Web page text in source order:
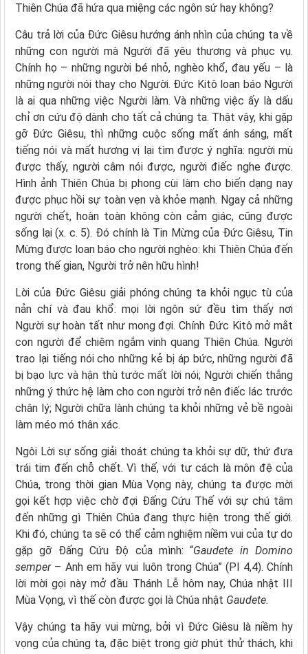
Thiên Chúa đã hứa qua miệng các ngôn sứ hay không?
Câu trả lời của Đức Giêsu hướng ánh nhìn của chúng ta về
những con người mà Người đã yêu thương và phục vụ.
Chính họ – những người bé nhỏ, nghèo khổ, đau yếu – là
những người nói thay cho Người. Đức Kitô loan báo Người
là ai qua những việc Người làm. Và những việc ấy là dấu
chỉ ơn cứu độ dành cho tất cả chúng ta. Thật vậy, khi gặp
gỡ Đức Giêsu, thì những cuộc sống mất ánh sáng, mất
tiếng nói và mất hương vị lại tìm được ý nghĩa: người mù
được thấy, người câm nói được, người điếc nghe được.
Hình ảnh Thiên Chúa bị phong cùi làm cho biến dạng nay
được phục hồi sự toàn vẹn và khỏe mạnh. Ngay cả những
người chết, hoàn toàn không còn cảm giác, cũng được
sống lại (x. c. 5). Đó chính là Tin Mừng của Đức Giêsu, Tin
Mừng được loan báo cho người nghèo: khi Thiên Chúa đến
trong thế gian, Người trở nên hữu hình!
Lời của Đức Giêsu giải phóng chúng ta khỏi ngục tù của
nản chí và đau khổ: mọi lời ngôn sứ đều tìm thấy nơi
Người sự hoàn tất như mong đợi. Chính Đức Kitô mở mắt
con người để chiêm ngắm vinh quang Thiên Chúa. Người
trao lại tiếng nói cho những kẻ bị áp bức, những người đã
bị bạo lực và hận thù tước mất lời nói; Người chiến thắng
những ý thức hệ làm cho con người trở nên điếc lác trước
chân lý; Người chữa lành chúng ta khỏi những vẻ bề ngoài
làm méo mó thân xác.
Ngôi Lời sự sống giải thoát chúng ta khỏi sự dữ, thứ đưa
trái tim đến chỗ chết. Vì thế, với tư cách là môn đệ của
Chúa, trong thời gian Mùa Vọng này, chúng ta được mời
gọi kết hợp việc chờ đợi Đấng Cứu Thế với sự chú tâm
đến những gì Thiên Chúa đang thực hiện trong thế giới.
Khi đó, chúng ta sẽ có thể cảm nghiệm niềm vui của tự do
gặp gỡ Đấng Cứu Độ của mình: “Gaudete in Domino
semper– Anh em hãy vui luôn trong Chúa” (Pl 4,4). Chính
lời mời gọi này mở đầu Thánh Lễ hôm nay, Chúa nhật III
Mùa Vọng, vì thế còn được gọi là Chúa nhật Gaudete.
Vậy chúng ta hãy vui mừng, bởi vì Đức Giêsu là niềm hy
vọng của chúng ta, đặc biệt trong giờ phút thử thách, khi